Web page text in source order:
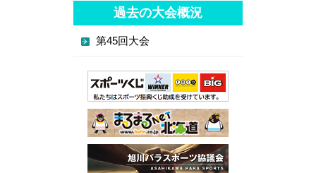
過去の大会概況
第45回大会